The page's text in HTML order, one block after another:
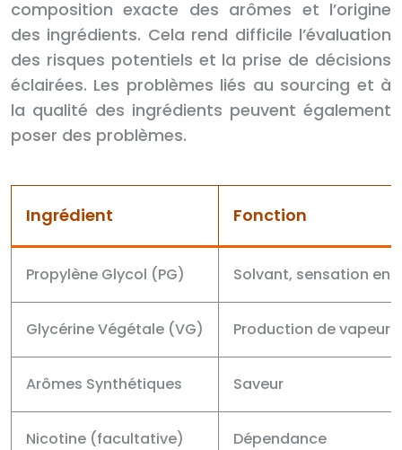
composition exacte des arômes et l’origine
des ingrédients. Cela rend difficile l’évaluation
des risques potentiels et la prise de décisions
éclairées. Les problèmes liés au sourcing et à
la qualité des ingrédients peuvent également
poser des problèmes.
Ingrédient Fonction
Propylène Glycol (PG) Solvant, sensation en
Glycérine Végétale (VG) Production de vapeur
Arômes Synthétiques Saveur
Nicotine (facultative) Dépendance